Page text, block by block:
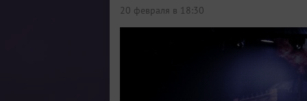
20 февраля в 18:30